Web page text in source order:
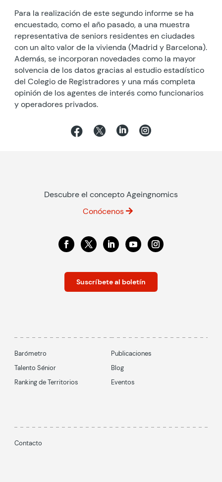
Para la realización de este segundo informe se ha
encuestado, como el año pasado, a una muestra
representativa de seniors residentes en ciudades
con un alto valor de la vivienda (Madrid y Barcelona).
Además, se incorporan novedades como la mayor
solvencia de los datos gracias al estudio estadístico
del Colegio de Registradores y una más completa
opinión de los agentes de interés como funcionarios
y operadores privados.
   
Descubre el concepto Ageingnomics
Conócenos
Suscríbete al boletín
Barómetro
Talento Sénior
Ranking de Territorios
Publicaciones
Blog
Eventos
Contacto